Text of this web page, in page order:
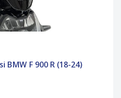
BMW F 900 R (18-24)